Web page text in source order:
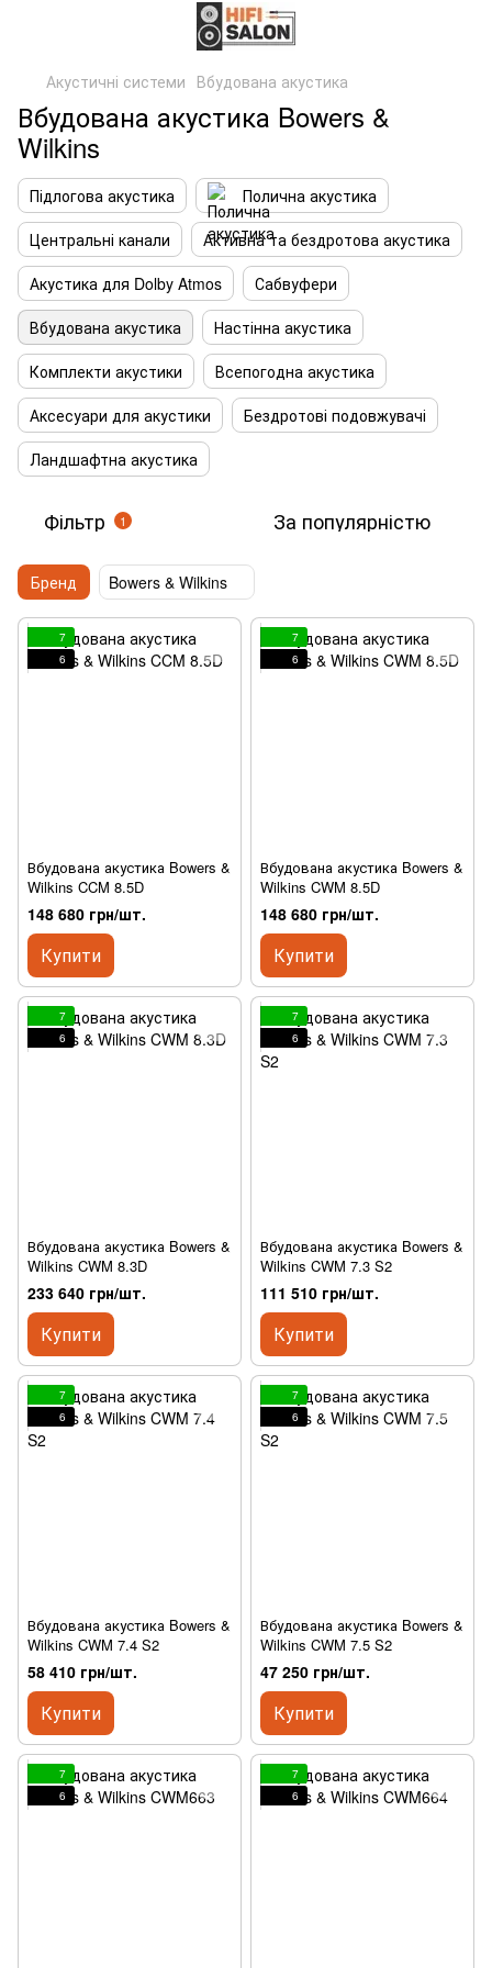
Акустичні системи Вбудована акустика
Вбудована акустика Bowers &
Wilkins
Підлогова акустика
Полична акустика
Центральні канали
Активна та бездротова акустика
Акустика для Dolby Atmos
Сабвуфери
Вбудована акустика
Настінна акустика
Комплекти акустики
Всепогодна акустика
Аксесуари для акустики
Бездротові подовжувачі
Ландшафтна акустика
Фільтр 1 За популярністю
Бренд Bowers & Wilkins
7
6
Вбудована акустика Bowers &
Wilkins CCM 8.5D
148 680 грн/шт.
Купити
7
6
Вбудована акустика Bowers &
Wilkins CWM 8.5D
148 680 грн/шт.
Купити
7
6
Вбудована акустика Bowers &
Wilkins CWM 8.3D
233 640 грн/шт.
Купити
7
6
Вбудована акустика Bowers &
Wilkins CWM 7.3 S2
111 510 грн/шт.
Купити
7
6
Вбудована акустика Bowers &
Wilkins CWM 7.4 S2
58 410 грн/шт.
Купити
7
6
Вбудована акустика Bowers &
Wilkins CWM 7.5 S2
47 250 грн/шт.
Купити
7
6
7
6